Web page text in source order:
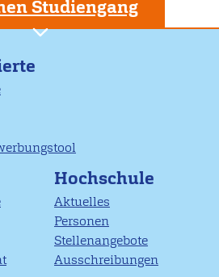
Studiengang
Hochschule
Aktuelles
Personen
Stellenangebote
Ausschreibungen